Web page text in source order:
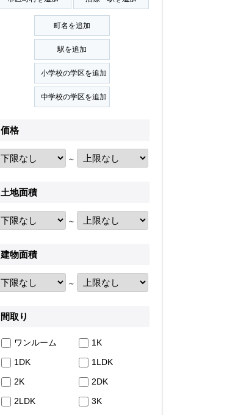
物件閲覧履歴
検索履歴
価格
～
土地面積
～
建物面積
～
間取り
ワンルーム
1K
1DK
1LDK
2K
2DK
2LDK
3K